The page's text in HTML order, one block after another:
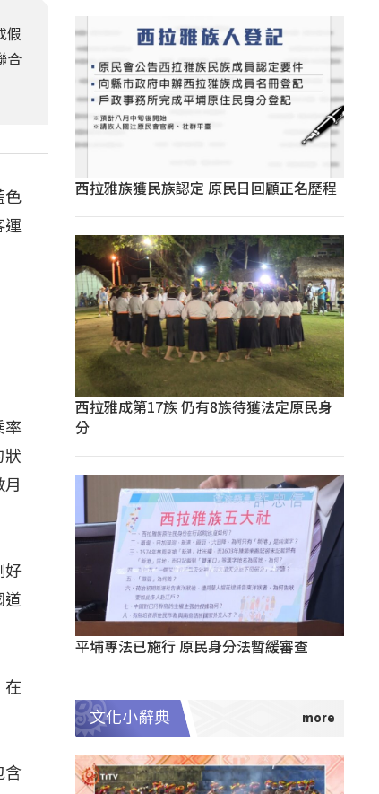
假
合
色
運
率
狀
好
道
在
含
西拉雅族獲民族認定 原民日回顧正名歷程
西拉雅成第17族 仍有8族待獲法定原民身
分
平埔專法已施行 原民身分法暫緩審查
文化小辭典